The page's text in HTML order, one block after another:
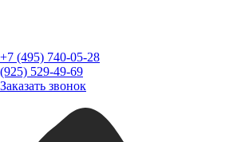
+7 (495) 740-05-28
(925) 529-49-69
Заказать звонок